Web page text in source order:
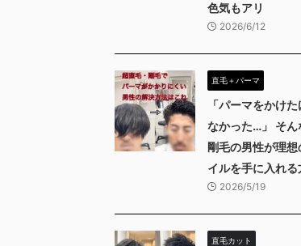
色気もアリ
2026/6/12
直毛＋パーマ
「パーマをかけ
なかった…」 そん
剛毛の男性が理想
イルを手に入れ
2026/5/19
直毛カット